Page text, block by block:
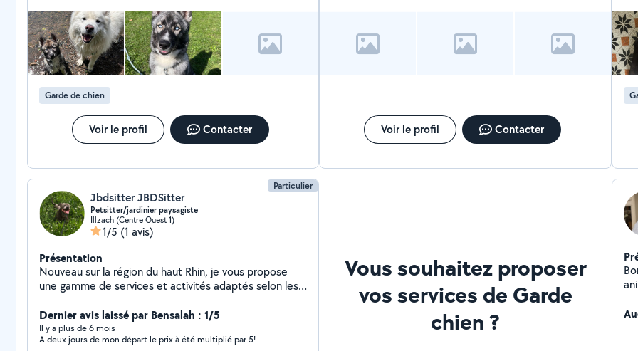
Garde de chien
Voir le profil Contacter Voir le profil Contacter
donc
Particulier
Jbdsitter JBDSitter
Petsitter/jardinier paysagiste
Illzach (Centre Ouest 1)
1/5 (1 avis)
Présentation
Nouveau sur la région du haut Rhin, je vous propose
une gamme de services et activités adaptés selon les
sitting.( Bénévole en S.P.A) J'ai une formation de
jardinier Paysagiste (tonte gazon, élagages, tailles de
haies)
Dernier avis laissé par Bensalah : 1/5
Il y a plus de 6 mois
A deux jours de mon départ le prix à été multiplié par 5!
Vous souhaitez proposer
vos services de Garde
chien ?